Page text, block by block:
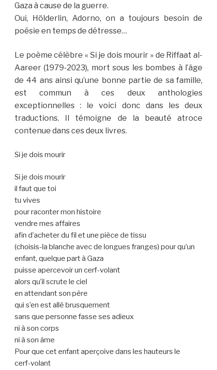
Gaza à cause de la guerre.
Oui, Hölderlin, Adorno, on a toujours besoin de
poésie en temps de détresse…
Le poème célèbre « Si je dois mourir » de Riffaat al-
Aareer (1979-2023), mort sous les bombes à l’âge
de 44 ans ainsi qu’une bonne partie de sa famille,
est commun à ces deux anthologies
exceptionnelles : le voici donc dans les deux
traductions. Il témoigne de la beauté atroce
contenue dans ces deux livres.
Si je dois mourir
Si je dois mourir
il faut que toi
tu vives
pour raconter mon histoire
vendre mes affaires
afin d’acheter du fil et une pièce de tissu
(choisis-la blanche avec de longues franges) pour qu’un
enfant, quelque part à Gaza
puisse apercevoir un cerf-volant
alors qu’il scrute le ciel
en attendant son père
qui s’en est allé brusquement
sans que personne fasse ses adieux
ni à son corps
ni à son âme
Pour que cet enfant aperçoive dans les hauteurs le
cerf-volant